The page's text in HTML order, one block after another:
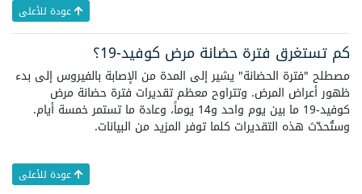
عودة للأعلى
كم تستغرق فترة حضانة مرض كوفيد-19؟
مصطلح "فترة الحضانة" يشير إلى المدة من الإصابة بالفيروس إلى بدء
ظهور أعراض المرض. وتتراوح معظم تقديرات فترة حضانة مرض
كوفيد-19 ما بين يوم واحد و14 يوماً، وعادة ما تستمر خمسة أيام.
وستُحدّث هذه التقديرات كلما توفر المزيد من البيانات.
عودة للأعلى